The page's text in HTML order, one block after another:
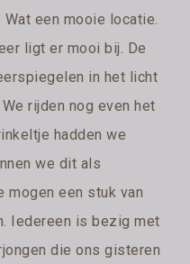
een mooie locatie.
ligt er mooi bij. De
in het licht
rijden nog even het
hadden we
we dit als
mogen een stuk van
Iedereen is bezig met
die ons gisteren